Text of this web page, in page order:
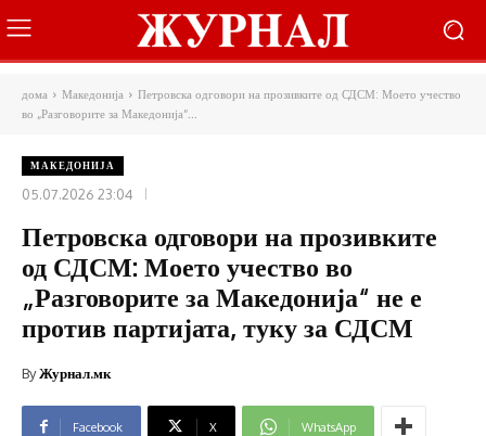
дома Македонија
Петровска одговори на прозивките од СДСМ: Моето учество
во „Разговорите за Македонија“...
МАКЕДОНИЈА
05.07.2026 23:04
Петровска одговори на прозивките
од СДСМ: Моето учество во
„Разговорите за Македонија“ не е
против партијата, туку за СДСМ
ByЖурнал.мк
Facebook X WhatsApp